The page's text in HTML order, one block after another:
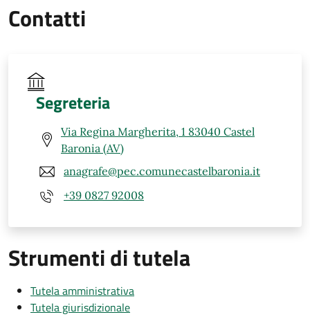
Contatti
Segreteria
Via Regina Margherita, 1 83040 Castel
Baronia (AV)
anagrafe@pec.comunecastelbaronia.it
+39 0827 92008
Strumenti di tutela
Tutela amministrativa
Tutela giurisdizionale